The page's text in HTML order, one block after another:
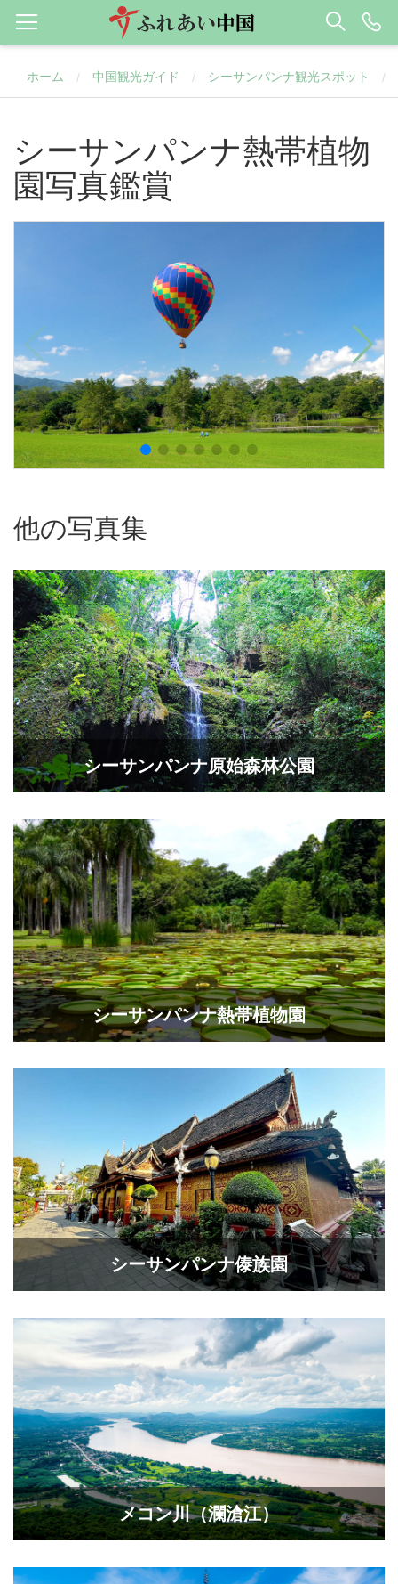
ホーム / 中国観光ガイド / シーサンパンナ観光スポット /
シーサンパンナ熱帯植物
園写真鑑賞
他の写真集
シーサンパンナ原始森林公園
シーサンパンナ熱帯植物園
シーサンパンナ傣族園
メコン川（瀾滄江）